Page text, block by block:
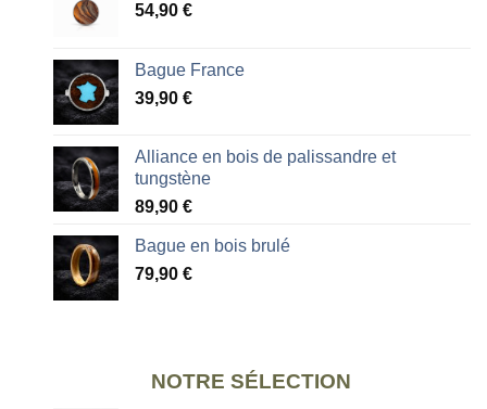
54,90 €
Bague France
39,90 €
Alliance en bois de palissandre et
tungstène
89,90 €
Bague en bois brulé
79,90 €
NOTRE SÉLECTION